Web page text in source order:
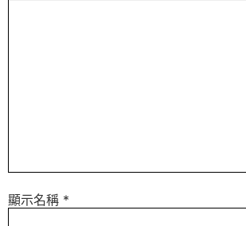
顯示名稱 *